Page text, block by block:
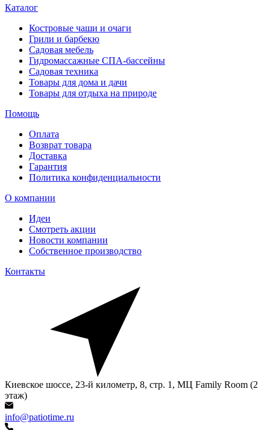
Каталог
Костровые чаши и очаги
Грили и барбекю
Садовая мебель
Гидромассажные СПА-бассейны
Садовая техника
Товары для дома и дачи
Товары для отдыха на природе
Помощь
Оплата
Возврат товара
Доставка
Гарантия
Политика конфиденциальности
О компании
Идеи
Смотреть акции
Новости компании
Собственное производство
Контакты
Киевское шоссе, 23-й километр, 8, стр. 1, МЦ Family Room (2
этаж)
info@patiotime.ru